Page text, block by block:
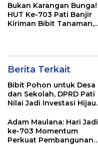
Bukan Karangan Bunga!
HUT Ke-703 Pati Banjir
Kiriman Bibit Tanaman,
Berita Terkait
Bibit Pohon untuk Desa
dan Sekolah, DPRD Pati
Nilai Jadi Investasi Hijau
Adam Maulana: Hari Jadi
ke-703 Momentum
Perkuat Pembangunan